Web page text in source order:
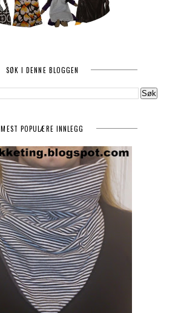
SØK I DENNE BLOGGEN
MEST POPULÆRE INNLEGG